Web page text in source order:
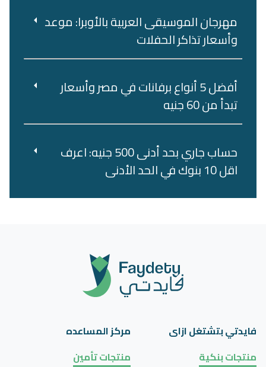
مهرجان الموسيقى العربية بالأوبرا: موعد
وأسعار تذاكر الحفلات
أفضل 5 أنواع برفانات في مصر وأسعار
تبدأ من 60 جنيه
حساب جاري بحد أدنى 500 جنيه: اعرف
اقل 10 بنوك في الحد الأدنى
فايدتي بتشتغل ازاى
مركز المساعده
منتجات بنكية
منتجات تأمين